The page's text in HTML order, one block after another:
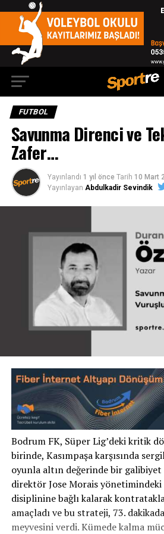
FUTBOL
Savunma Direnci ve
Zafer…
Yayınlandı 1 yıl önce Tarih 10 Mart
Yayınlayan Abdulkadir Sevindik
Bodrum FK, Süper Lig’deki kritik
birinde, Kasımpaşa karşısında
oyunla altın değerinde bir
direktör Jose Morais yönetimindeki
disiplinine bağlı kalarak
amaçladı ve bu strateji, 73.
meyvesini verdi. Kümede kalma